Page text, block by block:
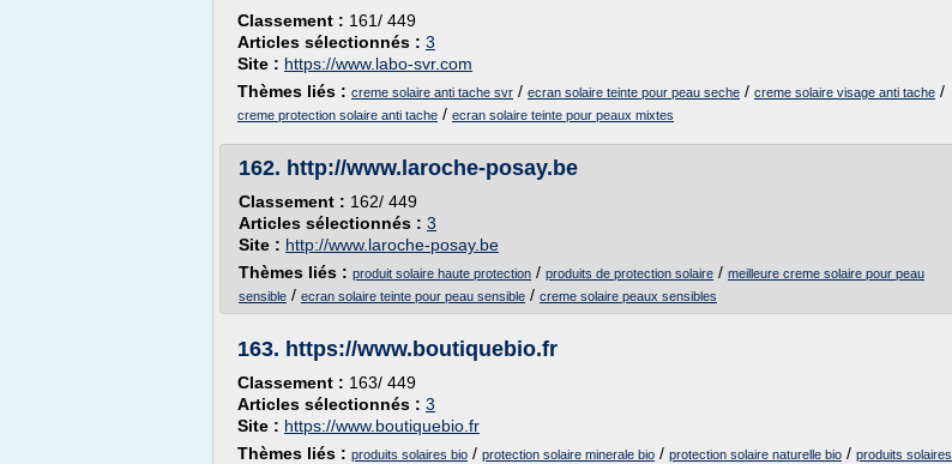
Classement : 161/ 449
Articles sélectionnés : 3
Site : https://www.labo-svr.com
Thèmes liés : creme solaire anti tache svr / ecran solaire teinte pour peau seche / creme solaire visage anti tache /
creme protection solaire anti tache / ecran solaire teinte pour peaux mixtes
162. http://www.laroche-posay.be
Classement : 162/ 449
Articles sélectionnés : 3
Site : http://www.laroche-posay.be
Thèmes liés : produit solaire haute protection / produits de protection solaire / meilleure creme solaire pour peau
sensible / ecran solaire teinte pour peau sensible / creme solaire peaux sensibles
163. https://www.boutiquebio.fr
Classement : 163/ 449
Articles sélectionnés : 3
Site : https://www.boutiquebio.fr
Thèmes liés : produits solaires bio / protection solaire minerale bio / protection solaire naturelle bio / produits solaires